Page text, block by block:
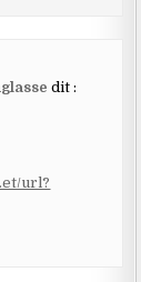
dit :
url?